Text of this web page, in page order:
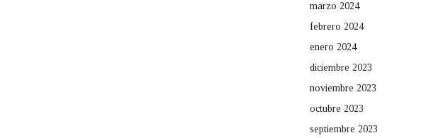
marzo 2024
febrero 2024
enero 2024
diciembre 2023
noviembre 2023
octubre 2023
septiembre 2023